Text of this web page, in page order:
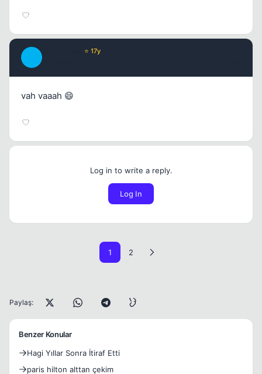
⭐ 17y
vah vaaah 😄
Log in to write a reply.
Log In
1 2
Paylaş:
Benzer Konular
Hagi Yıllar Sonra İtiraf Etti
paris hilton alttan çekim